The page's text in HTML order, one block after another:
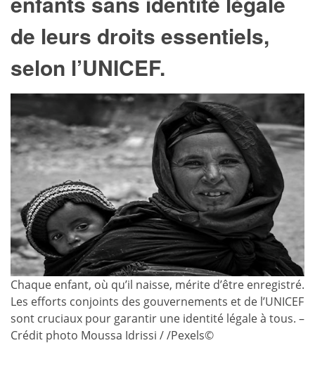
de leurs droits essentiels,
selon l’UNICEF.
Chaque enfant, où qu’il naisse, mérite d’être enregistré.
Les efforts conjoints des gouvernements et de l’UNICEF
sont cruciaux pour garantir une identité légale à tous. –
Crédit photo Moussa Idrissi / /Pexels©